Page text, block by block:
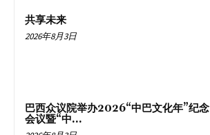
共享未来
2026年8月3日
巴西众议院举办2026“中巴文化年”纪念
会议暨“中...